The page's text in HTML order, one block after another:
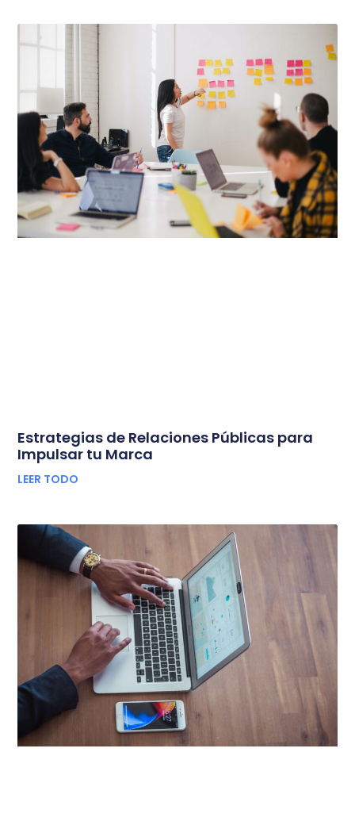
Estrategias de Relaciones Públicas para
Impulsar tu Marca
LEER TODO